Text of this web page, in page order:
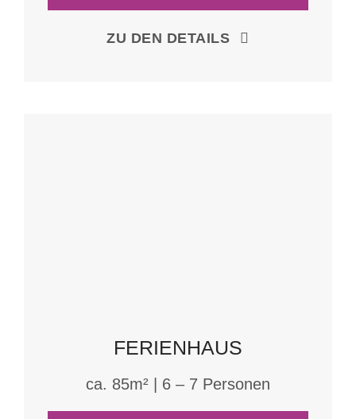
ZU DEN DETAILS
FERIENHAUS
ca. 85m² | 6 – 7 Personen